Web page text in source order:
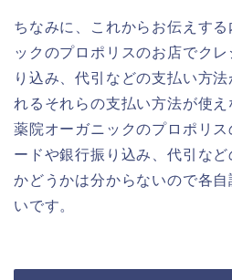
ちなみに、これからお伝えす
ックのプロポリスのお店でク
り込み、代引などの支払い方
れるそれらの支払い方法が使
薬院オーガニックのプロポリ
ードや銀行振り込み、代引な
かどうかは分からないので各
いです。